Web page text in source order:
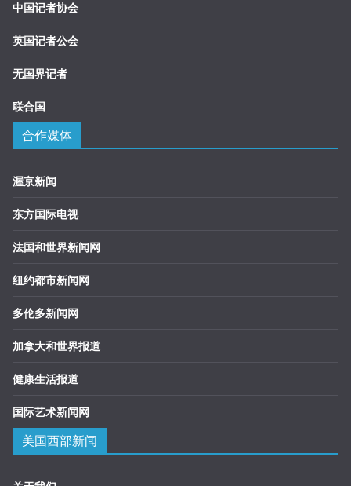
中国记者协会
英国记者公会
无国界记者
联合国
合作媒体
渥京新闻
东方国际电视
法国和世界新闻网
纽约都市新闻网
多伦多新闻网
加拿大和世界报道
健康生活报道
国际艺术新闻网
美国西部新闻